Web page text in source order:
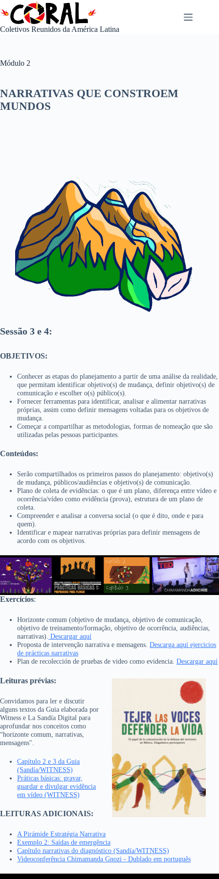
para
conteúdo
Coletivos Reunidos da América Latina
Módulo 2
NARRATIVAS QUE CONSTROEM
MUNDOS
Sessão 3 e 4:
OBJETIVOS:
Conhecer as etapas do planejamento a partir de uma análise da realidade,
que permitam identificar objetivo(s) de mudança, definir objetivo(s) de
comunicação e escolher o(s) público(s).
Fornecer ferramentas para identificar, analisar e alimentar narrativas
próprias, assim como definir mensagens voltadas para os objetivos de
mudança.
Começar a compartilhar as metodologias, formas de nomeação que são
utilizadas pelas pessoas participantes.
Conteúdos:
Serão compartilhados os primeiros passos do planejamento: objetivo(s)
de mudança, públicos/audiências e objetivo(s) de comunicação.
Plano de coleta de evidências: o que é um plano, diferença entre vídeo e
ocorrência/vídeo como evidência (prova), estrutura de um plano de
coleta.
Compreender e analisar a conversa social (o que é dito, onde e para
quem).
Identificar e mapear narrativas próprias para definir mensagens de
acordo com os objetivos.
Exercícios:
Horizonte comum (objetivo de mudança, objetivo de comunicação,
objetivo de treinamento/formação, objetivo de ocorrência, audiências,
narrativas). Descargar aquí
Proposta de intervenção narrativa e mensagens.Descarga aquí ejercicios
de prácticas narrativas
Plan de recolección de pruebas de video como evidencia.Descargar aquí
Leituras prévias:
Convidamos para ler e discutir
alguns textos da Guia elaborada por
Witness e La Sandía Digital para
aprofundar nos conceitos como
“horizonte comum, narrativas,
mensagens''.
Capítulo 2 e 3 da Guia
(Sandía/WITNESS)
Práticas básicas: gravar,
guardar e divulgar evidência
em vídeo (WITNESS)
LEITURAS ADICIONAIS:
A Pirámide Estratégia Narrativa
Exemplo 2: Saídas de emergência
Capítulo narrativas do diagnóstico (Sandía/WITNESS)
Videoconferência Chimamanda Gnozi - Dublado em português